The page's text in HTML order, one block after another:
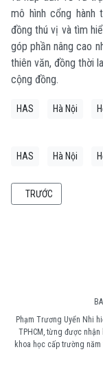
Phạm Trương Uyển Nhi
TPHCM, từng được
khoa học cấp trường
mô hình cổng hành
đồng thú vị và tìm
góp phần nâng cao
thiên văn, đồng thời
cộng đồng.
HAS Hà Nội
HAS Hà Nội
BÀI VIẾT TRƯỚC:
TRƯỚC